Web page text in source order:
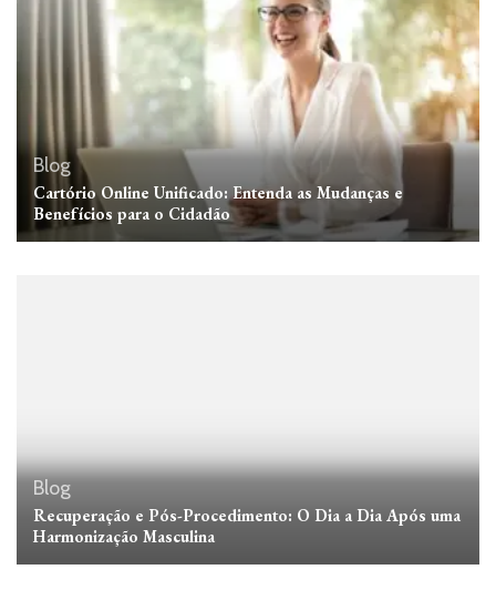
Blog
Cartório Online Unificado: Entenda as Mudanças e
Benefícios para o Cidadão
Blog
Recuperação e Pós-Procedimento: O Dia a Dia Após uma
Harmonização Masculina